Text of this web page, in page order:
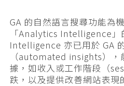
GA 的自然語言搜尋功能為
「Analytics Intelligence
Intelligence 亦已用於 GA
（automated insights）
據，如收入或工作階段（
跌，以及提供改善網站表現